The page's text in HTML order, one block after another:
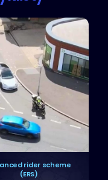
rider scheme
(ERS)